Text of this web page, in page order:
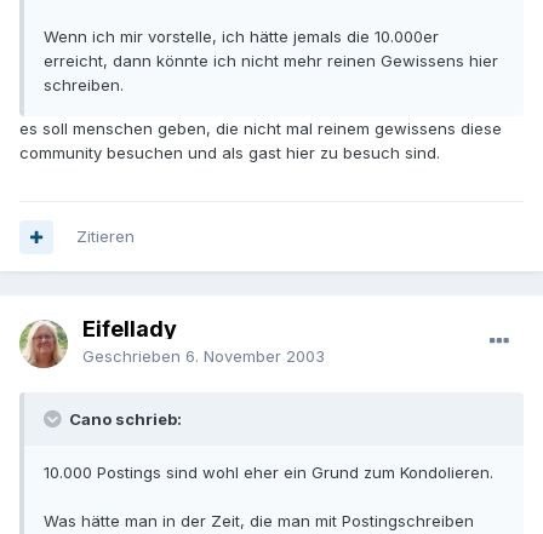
Wenn ich mir vorstelle, ich hätte jemals die 10.000er
erreicht, dann könnte ich nicht mehr reinen Gewissens hier
schreiben.
es soll menschen geben, die nicht mal reinem gewissens diese
community besuchen und als gast hier zu besuch sind.
Zitieren
Eifellady
Geschrieben 6. November 2003
Cano schrieb:
10.000 Postings sind wohl eher ein Grund zum Kondolieren.
Was hätte man in der Zeit, die man mit Postingschreiben